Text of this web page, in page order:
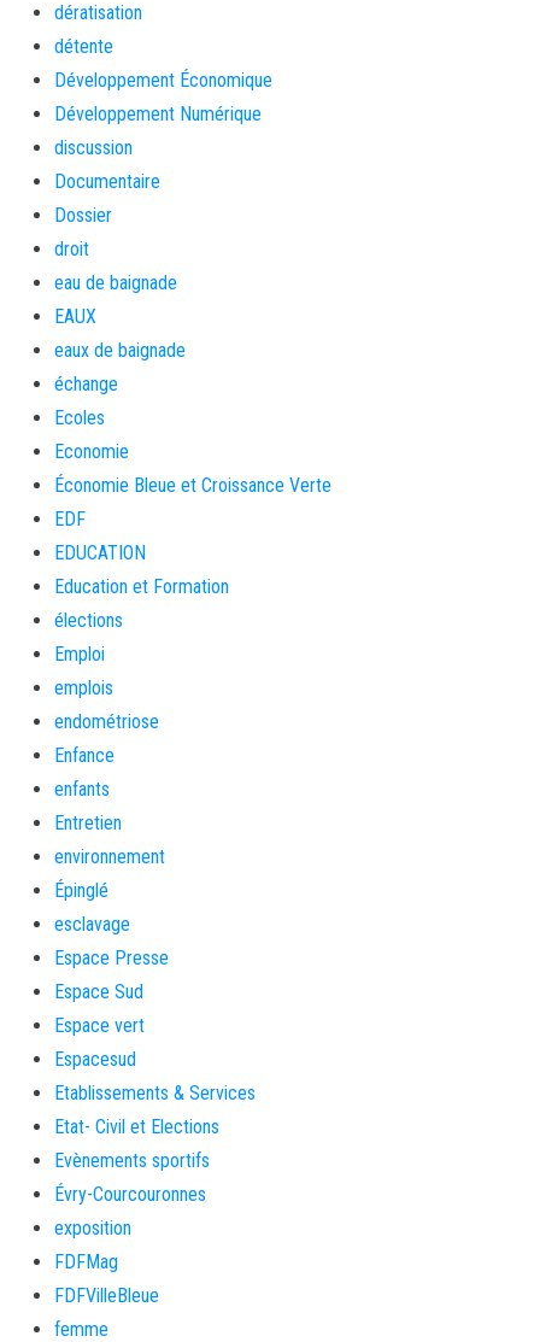
dératisation
détente
Développement Économique
Développement Numérique
discussion
Documentaire
Dossier
droit
eau de baignade
EAUX
eaux de baignade
échange
Ecoles
Economie
Économie Bleue et Croissance Verte
EDF
EDUCATION
Education et Formation
élections
Emploi
emplois
endométriose
Enfance
enfants
Entretien
environnement
Épinglé
esclavage
Espace Presse
Espace Sud
Espace vert
Espacesud
Etablissements & Services
Etat- Civil et Elections
Evènements sportifs
Évry-Courcouronnes
exposition
FDFMag
FDFVilleBleue
femme